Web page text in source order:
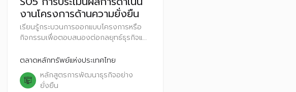
งานโครงการด้านความยั่งยืน
เรียนรู้กระบวนการออกแบบโครงการหรือ
กิจกรรมเพื่อตอบสนองต่อกลยุทธ์ธุรกิจและ
ประเมินผลสำเร็จโครงการที่มีต่อกลุ่มเป้า
หมายและองค์กรด้วยชี้วัดที่เหมาะสมและมี
ประสิทธิภาพ
ตลาดหลักทรัพย์แห่งประเทศไทย
หลักสูตรการพัฒนาธุรกิจอย่าง
ยั่งยืน